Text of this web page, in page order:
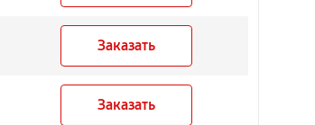
Заказать
Заказать